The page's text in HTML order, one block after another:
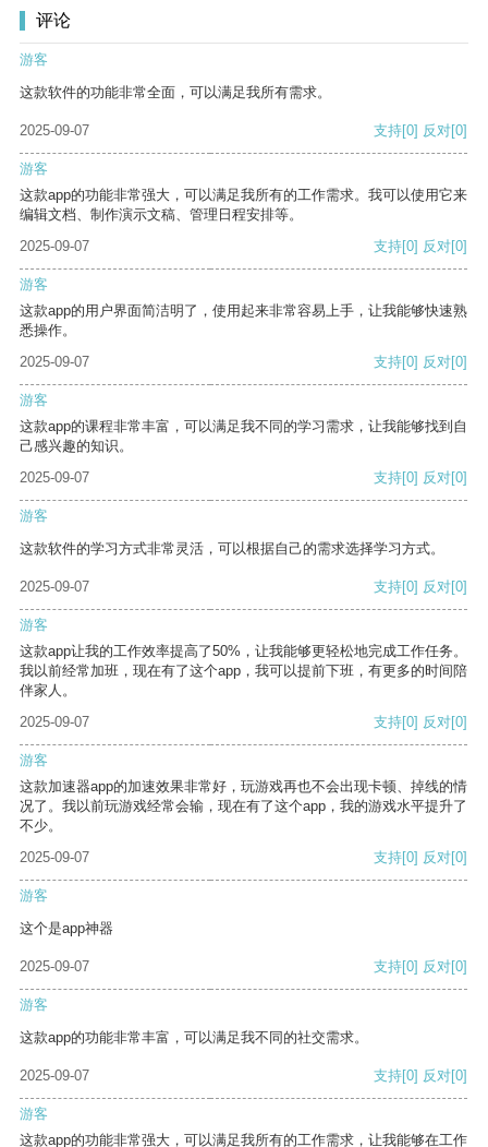
评论
游客
这款软件的功能非常全面，可以满足我所有需求。
2025-09-07 支持[0] 反对[0]
游客
这款app的功能非常强大，可以满足我所有的工作需求。我可以使用它来
编辑文档、制作演示文稿、管理日程安排等。
2025-09-07
支持[0] 反对[0]
游客
这款app的用户界面简洁明了，使用起来非常容易上手，让我能够快速熟
悉操作。
2025-09-07
支持[0] 反对[0]
游客
这款app的课程非常丰富，可以满足我不同的学习需求，让我能够找到自
己感兴趣的知识。
2025-09-07
支持[0] 反对[0]
游客
这款软件的学习方式非常灵活，可以根据自己的需求选择学习方式。
2025-09-07 支持[0] 反对[0]
游客
这款app让我的工作效率提高了50%，让我能够更轻松地完成工作任务。
我以前经常加班，现在有了这个app，我可以提前下班，有更多的时间陪
伴家人。
2025-09-07
支持[0] 反对[0]
游客
这款加速器app的加速效果非常好，玩游戏再也不会出现卡顿、掉线的情
况了。我以前玩游戏经常会输，现在有了这个app，我的游戏水平提升了
不少。
2025-09-07
支持[0] 反对[0]
游客
这个是app神器
2025-09-07 支持[0] 反对[0]
游客
这款app的功能非常丰富，可以满足我不同的社交需求。
2025-09-07 支持[0] 反对[0]
游客
这款app的功能非常强大，可以满足我所有的工作需求，让我能够在工作